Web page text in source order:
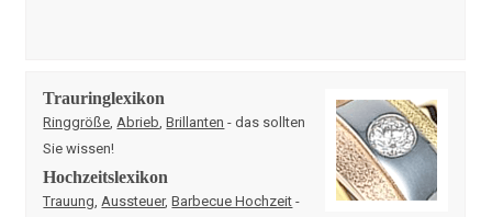
Trauringlexikon
Ringgröße Abrieb ,Brillanten - das sollten
Sie wissen!
Hochzeitslexikon
Trauung Aussteuer,Barbecue Hochzeit -